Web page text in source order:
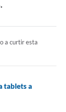
a curtir esta
tablets a